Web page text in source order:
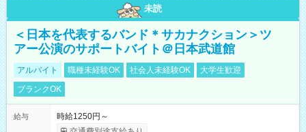
未読
＜日本を代表するバンド＊サカナクション＞ツ
アー公演のサポートバイト＠日本武道館
アルバイト 職種未経験OK 社会人未経験OK
大学生歓迎
ブランクOK
給与
時給1250円～